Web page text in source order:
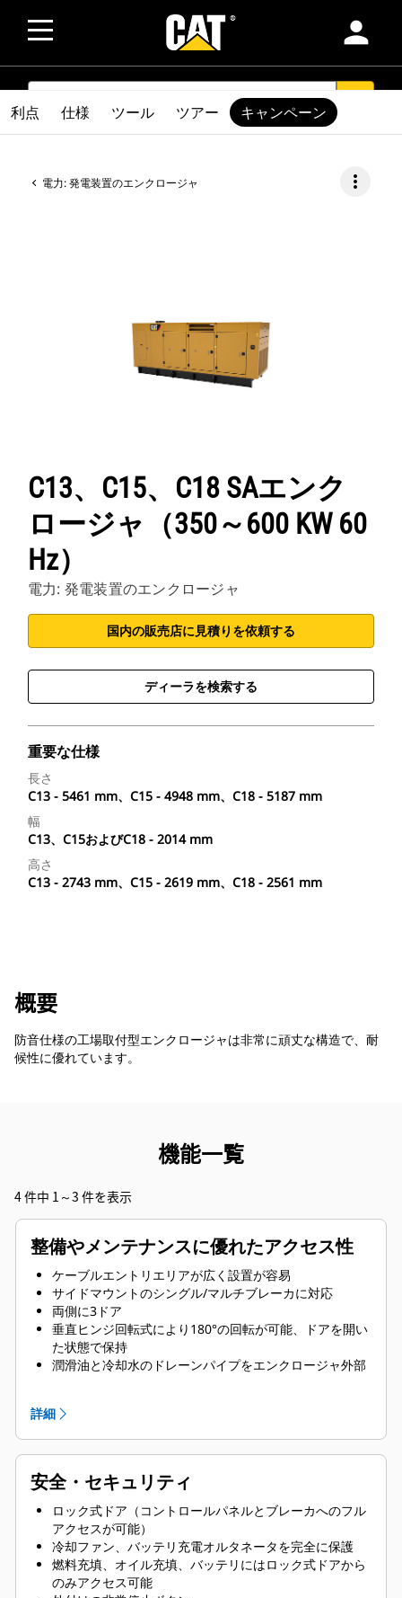
person
SEARCH
電力: 発電装置のエンクロージャ more_vert
C13、C15、C18 SAエンク
ロージャ（350～600 KW 60
Hz）
電力: 発電装置のエンクロージャ
国内の販売店に見積りを依頼する
ディーラを検索する
重要な仕様
長さ
C13 - 5461 mm、C15 - 4948 mm、C18 - 5187 mm
幅
C13、C15およびC18 - 2014 mm
高さ
C13 - 2743 mm、C15 - 2619 mm、C18 - 2561 mm
利点 仕様 ツール ツアー キャンペーン
概要
防音仕様の工場取付型エンクロージャは非常に頑丈な構造で、耐
候性に優れています。
機能一覧
4 件中 1～3 件を表示
整備やメンテナンスに優れたアクセス性
ケーブルエントリエリアが広く設置が容易
サイドマウントのシングル/マルチブレーカに対応
両側に3ドア
垂直ヒンジ回転式により180°の回転が可能、ドアを開い
た状態で保持
潤滑油と冷却水のドレーンパイプをエンクロージャ外部
詳細
安全・セキュリティ
ロック式ドア（コントロールパネルとブレーカへのフル
アクセスが可能）
冷却ファン、バッテリ充電オルタネータを完全に保護
燃料充填、オイル充填、バッテリにはロック式ドアから
のみアクセス可能